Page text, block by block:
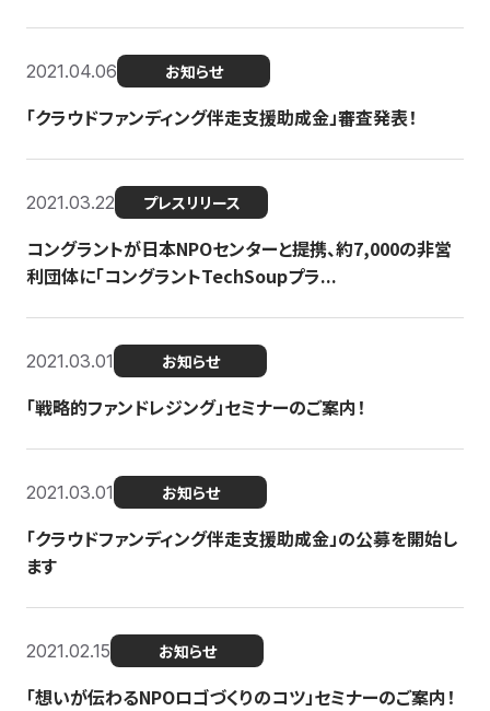
2021.04.06 お知らせ
「クラウドファンディング伴走支援助成金」審査発表！
2021.03.22 プレスリリース
コングラントが日本NPOセンターと提携、約7,000の非営
利団体に「コングラントTechSoupプラ...
2021.03.01 お知らせ
「戦略的ファンドレジング」セミナーのご案内！
2021.03.01 お知らせ
「クラウドファンディング伴走支援助成金」の公募を開始し
ます
2021.02.15 お知らせ
「想いが伝わるNPOロゴづくりのコツ」セミナーのご案内！